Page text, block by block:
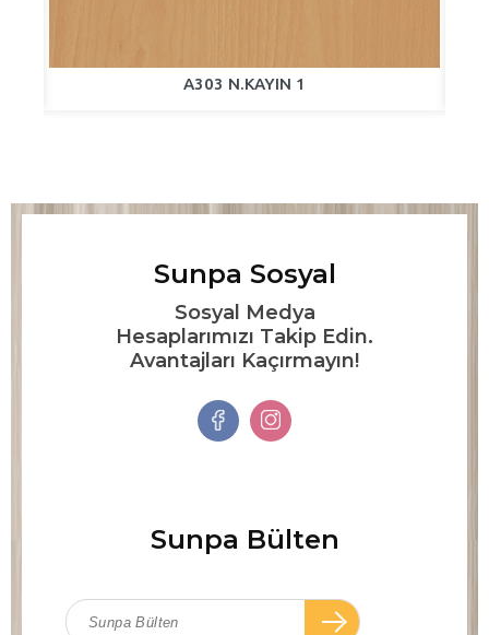
A303 N.KAYIN 1
Sunpa Sosyal
Sosyal Medya
Hesaplarımızı Takip Edin.
Avantajları Kaçırmayın!
Sunpa Bülten